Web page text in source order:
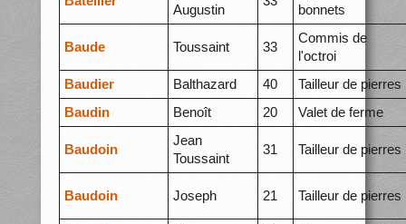
Augustin
bonnets
Baude Toussaint 33
Commis de
l'octroi
Baudier
Balthazard 40
Tailleur de pierres
Baudin
Benoît 20 Valet de ferme
Baudoin
Jean
Toussaint
31 Tailleur de pierres
Baudoin Joseph 21 Tailleur de pierres